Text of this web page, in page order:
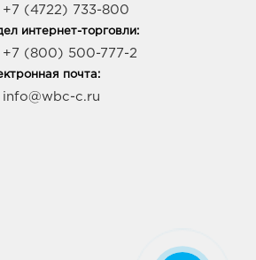
+7 (4722) 733-800
интернет-торговли:
+7 (800) 500-777-2
почта:
info@wbc-c.ru